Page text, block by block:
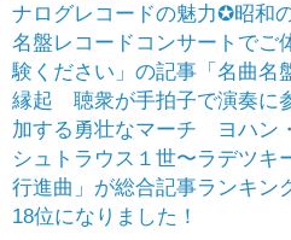
ナログレコードの魅力✪昭和
名盤レコードコンサートでご
験ください」の記事「名曲名
縁起 聴衆が手拍子で演奏に
加する勇壮なマーチ ヨハン・
シュトラウス１世〜ラデツキ
行進曲」が総合記事ランキン
18位になりました！